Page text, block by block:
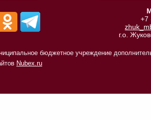
+7
г.о.
бюджетное учреждение
Nubex.ru